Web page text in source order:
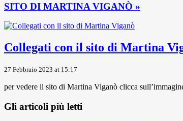
SITO DI MARTINA VIGANÒ »
Collegati con il sito di Martina
27 Febbraio 2023 at 15:17
per vedere il sito di Martina Viganò clicca
Gli articoli più letti